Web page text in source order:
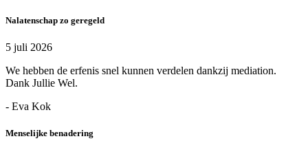
Nalatenschap zo geregeld
5 juli 2026
We hebben de erfenis snel kunnen verdelen dankzij mediation.
Dank Jullie Wel.
- Eva Kok
Menselijke benadering